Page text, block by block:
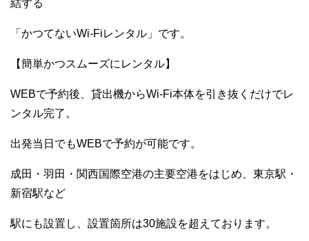
結する
「かつてないWi-Fiレンタル」です。
【簡単かつスムーズにレンタル】
WEBで予約後、貸出機からWi-Fi本体を引き抜くだけでレ
ンタル完了。
出発当日でもWEBで予約が可能です。
成田・羽田・関西国際空港の主要空港をはじめ、東京駅・
新宿駅など
駅にも設置し、設置箇所は30施設を超えております。